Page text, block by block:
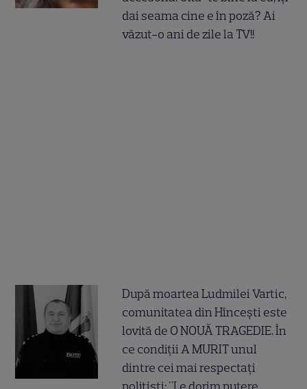
dai seama cine e în poză? Ai
văzut-o ani de zile la TV!!
După moartea Ludmilei Vartic,
comunitatea din Hîncești este
lovită de O NOUĂ TRAGEDIE. În
ce condiții A MURIT unul
dintre cei mai respectați